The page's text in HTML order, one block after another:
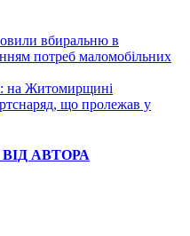
вбиральню в
потреб маломобільних
на Житомирщині
що пролежав у
АВТОРА